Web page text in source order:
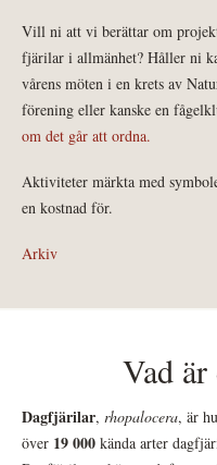
Vill ni att vi berättar om
fjärilar i allmänhet? Håller ni
vårens möten i en krets av
förening eller kanske en
om det går att ordna.
Aktiviteter märkta med
en kostnad för.
Arkiv
Vad
Dagfjärilar, rhopalocera, är
över 19 000 kända arter